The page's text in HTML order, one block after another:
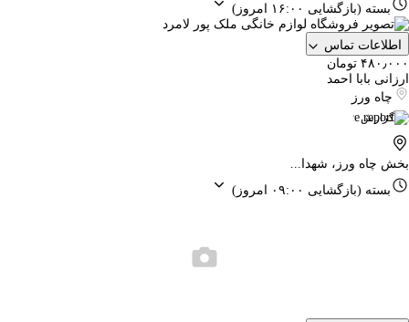
بسته (بازگشایی ۱۶:۰۰ امروز)
اطلاعات تماس
۴۸۰٫۰۰۰ تومان
ارزانی بابا احمد
چاه ورز
گزارش
بخش چاه ورز، شهدا...
بسته (بازگشایی ۰۹:۰۰ امروز)